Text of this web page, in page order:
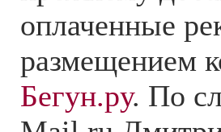
оплаченные
размещением
Бегун.ру. По